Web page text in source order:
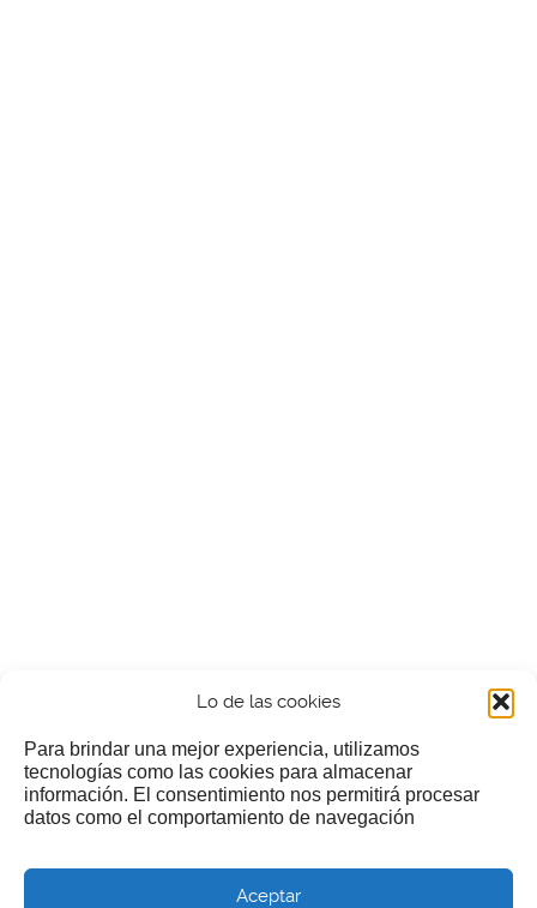
Lo de las cookies
Para brindar una mejor experiencia, utilizamos
tecnologías como las cookies para almacenar
información. El consentimiento nos permitirá procesar
datos como el comportamiento de navegación
Aceptar
¿Nos invitas a un cafecillo?
Si te gusta nuestra web puedes echar limosna a estos